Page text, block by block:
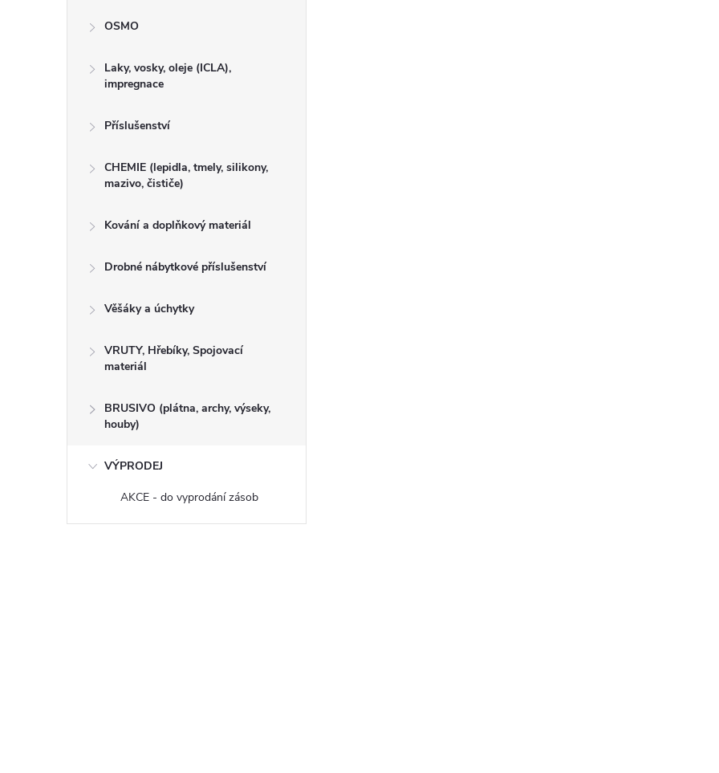
OSMO
Laky, vosky, oleje (ICLA),
impregnace
Příslušenství
CHEMIE (lepidla, tmely, silikony,
mazivo, čističe)
Kování a doplňkový materiál
Drobné nábytkové příslušenství
Věšáky a úchytky
VRUTY, Hřebíky, Spojovací
materiál
BRUSIVO (plátna, archy, výseky,
houby)
VÝPRODEJ
AKCE - do vyprodání zásob